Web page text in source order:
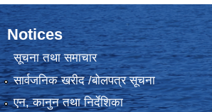
Notices
सूचना तथा समाचार
सार्वजनिक खरीद /बोलपत्र सूचना
एन, कानुन तथा निर्देशिका